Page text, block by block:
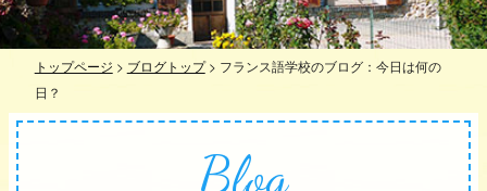
トップページ > ブログトップ> フランス語学校のブログ：今日は何の
日？
Blog